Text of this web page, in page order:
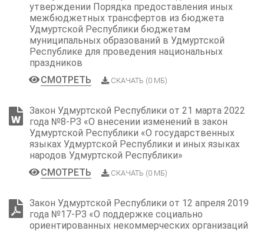
утверждении Порядка предоставления иных
межбюджетных трансфертов из бюджета
Удмуртской Республики бюджетам
муниципальных образований в Удмуртской
Республике для проведения национальных
праздников
СМОТРЕТЬ
СКАЧАТЬ (0 МБ)
Закон Удмуртской Республики от 21 марта 2022
года №8-РЗ «О внесении изменений в закон
Удмуртской Республики «О государственных
языках Удмуртской Республики и иных языках
народов Удмуртской Республики»
СМОТРЕТЬ
СКАЧАТЬ (0 МБ)
Закон Удмуртской Республики от 12 апреля 2019
года №17-РЗ «О поддержке социально
ориентированных некоммерческих организаций